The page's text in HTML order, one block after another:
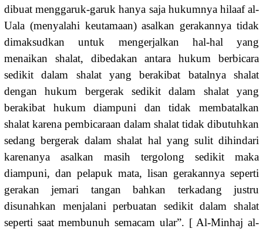
dibuat menggaruk-garuk hanya saja hukumnya hilaaf al-
Uala (menyalahi keutamaan) asalkan gerakannya tidak
dimaksudkan untuk mengerjalkan hal-hal yang
menaikan shalat, dibedakan antara hukum berbicara
sedikit dalam shalat yang berakibat batalnya shalat
dengan hukum bergerak sedikit dalam shalat yang
berakibat hukum diampuni dan tidak membatalkan
shalat karena pembicaraan dalam shalat tidak dibutuhkan
sedang bergerak dalam shalat hal yang sulit dihindari
karenanya asalkan masih tergolong sedikit maka
diampuni, dan pelapuk mata, lisan gerakannya seperti
gerakan jemari tangan bahkan terkadang justru
disunahkan menjalani perbuatan sedikit dalam shalat
seperti saat membunuh semacam ular”. [ Al-Minhaj al-